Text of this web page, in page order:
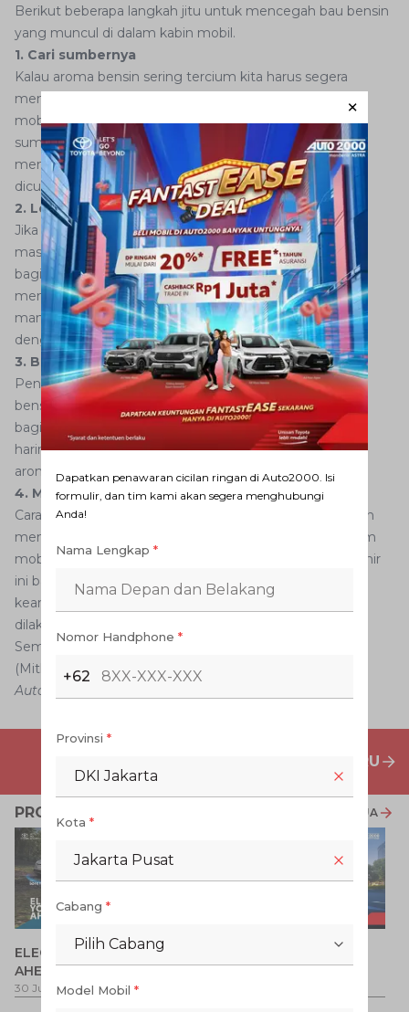
Berikut beberapa langkah jitu untuk mencegah bau bensin
yang muncul di dalam kabin mobil.
1. Cari sumbernya
Kalau aroma bensin sering tercium kita harus segera
mencari sumbernya. Kita bisa mengecek karpet-karpet
mobil dan bagian-bagian lainnya. Jika sudah ketemu
sumbernya langkah selanjutnya adalah segera
membersihkannya atau mencucinya jika memang bisa
dicuci.
2. Letakkan biji kopi
Jika sumber bau bensin tersebut sudah dibersihkan tapi
masih saja bau bensin, letakkanlah beberapa biji kopi di
bagian bawah jok atau di dalam mobil kemudian
meninggalkannya dalam waktu 1 minggu. Kopi diyakini
mampu menyerap segala sesuatu yang berhubungan
dengan aroma tak sedap, termasuk bensin.
3. Baking soda juga bisa dipakai
Penetralisir lain yang bisa dipakai untuk mengusir bau
bensin adalah baking soda. Cukup taburkan di beberapa
bagian mobil lalu diamkan semalaman. Pada keesokan
harinya, bagian yang ditaburi tersebut dibersihkan dan
aroma bensin pun akan hilang.
4. Membiarkan kaca terbuka selama 24 jam
Cara yang paling mudah ini bisa juga diterapkan. Dengan
membiarkan kaca terbuka selama 24 jam, udara di dalam
mobil akan terus bersirkulasi. Tapi ingat, cara yang terakhir
ini baru bisa dilakukan jika Anda sudah yakin dengan
keamanan mobil. Jika tidak yakin maka sebaiknya tidak
dilakukan.
Semoga bermanfaat
(Mitha Purnama Dewi)
Auto2000
PENAWARAN MOBIL BARU
PROMO TERKAIT LIHAT SEMUA
ELECTRIFY YOUR PATH
AHEAD
30 Jul 2026-31 Ags 2026
Dapatkan penawaran cicilan ringan di Auto2000. Isi
formulir, dan tim kami akan segera menghubungi
Anda!
Nama Lengkap *
Nomor Handphone *
+62
Provinsi *
DKI Jakarta
Kota *
Jakarta Pusat
Cabang *
Pilih Cabang
Model Mobil *